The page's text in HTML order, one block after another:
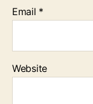
Email *
Website